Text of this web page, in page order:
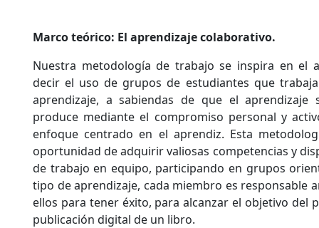
Marco teórico: El aprendizaje colaborativo.
Nuestra metodología de trabajo se inspira en el
decir el uso de grupos de estudiantes que
aprendizaje, a sabiendas de que el aprendizaje
produce mediante el compromiso personal y
enfoque centrado en el aprendiz. Esta
oportunidad de adquirir valiosas competencias y
de trabajo en equipo, participando en grupos
tipo de aprendizaje, cada miembro es responsable
ellos para tener éxito, para alcanzar el objetivo del
publicación digital de un libro.